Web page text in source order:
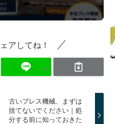
アしてね！
古いプレス機械、まずは
捨てないでください｜処
分する前に知っておきた